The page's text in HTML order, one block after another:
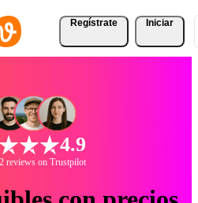
Regístrate Iniciar
4.9
reviews on Trustpilot